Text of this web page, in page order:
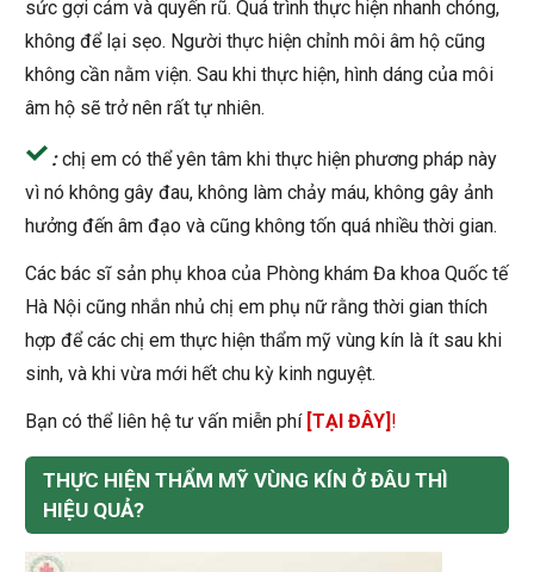
sức gợi cảm và quyến rũ. Quá trình thực hiện nhanh chóng,
không để lại sẹo. Người thực hiện chỉnh môi âm hộ cũng
không cần nằm viện. Sau khi thực hiện, hình dáng của môi
âm hộ sẽ trở nên rất tự nhiên.
:chị em có thể yên tâm khi thực hiện phương pháp này
vì nó không gây đau, không làm chảy máu, không gây ảnh
hưởng đến âm đạo và cũng không tốn quá nhiều thời gian.
Các bác sĩ sản phụ khoa của Phòng khám Đa khoa Quốc tế
Hà Nội cũng nhắn nhủ chị em phụ nữ rằng thời gian thích
hợp để các chị em thực hiện thẩm mỹ vùng kín là ít sau khi
sinh, và khi vừa mới hết chu kỳ kinh nguyệt.
Bạn có thể liên hệ tư vấn miễn phí [TẠI ĐÂY] !
THỰC HIỆN THẨM MỸ VÙNG KÍN Ở ĐÂU THÌ
HIỆU QUẢ?